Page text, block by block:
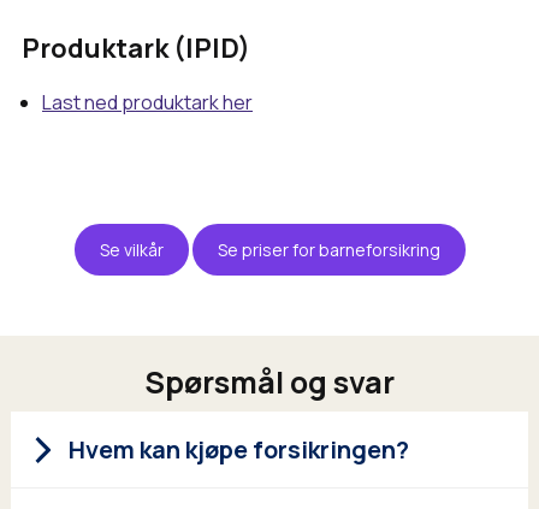
Produktark (IPID)
Last ned produktark her
Se vilkår Se priser for barneforsikring
Spørsmål og svar
Hvem kan kjøpe forsikringen?